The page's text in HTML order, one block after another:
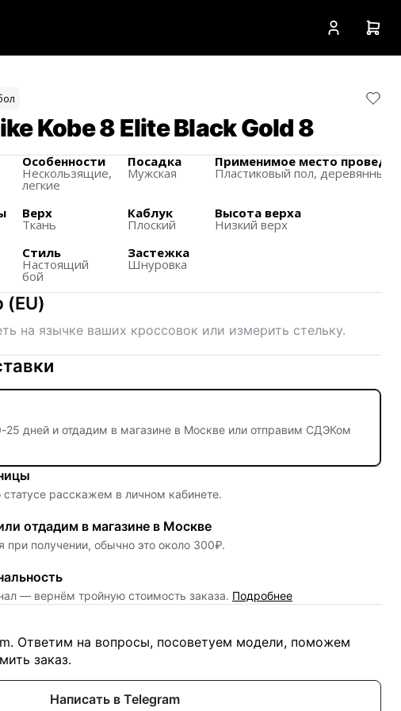
Kobe 8 Elite Black Gold 8
Особенности
Нескользящиe,
легкие
Посадка
Мужская
Применимое место
Пластиковый пол, деревянный
Верх
Ткань
Каблук
Плоский
Высота верха
Низкий верх
Стиль
Настоящий
бой
Застежка
Шнуровка
(EU)
на язычке ваших кроссовок или измерить стельку.
-25 дней и отдадим в магазине в Москве или отправим СДЭКом
статусе расскажем в личном кабинете.
отдадим в магазине в Москве
при получении, обычно это около 300₽.
— вернём тройную стоимость заказа. Подробнее
Ответим на вопросы, посоветуем модели, поможем
заказ.
Написать в Telegram